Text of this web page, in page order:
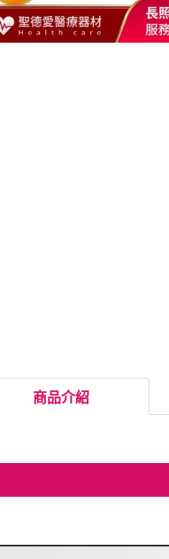
商品介紹